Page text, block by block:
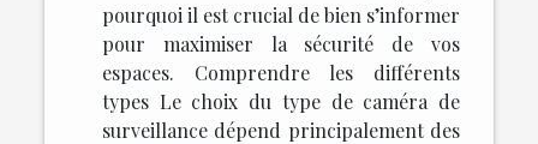
pourquoi il est crucial de bien s’informer
pour maximiser la sécurité de vos
espaces. Comprendre les différents
types Le choix du type de caméra de
surveillance dépend principalement des